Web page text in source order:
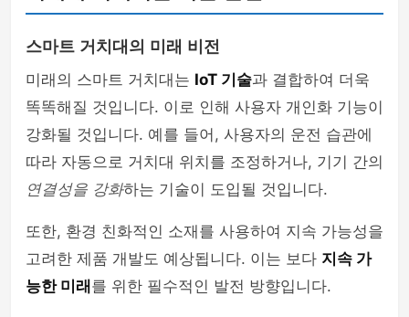
스마트 거치대의 미래 비전
미래의 스마트 거치대는 IoT 기술과 결합하여 더욱
똑똑해질 것입니다. 이로 인해 사용자 개인화 기능이
강화될 것입니다. 예를 들어, 사용자의 운전 습관에
따라 자동으로 거치대 위치를 조정하거나, 기기 간의
연결성을 강화하는 기술이 도입될 것입니다.
또한, 환경 친화적인 소재를 사용하여 지속 가능성을
고려한 제품 개발도 예상됩니다. 이는 보다 지속 가
능한 미래 를 위한 필수적인 발전 방향입니다.